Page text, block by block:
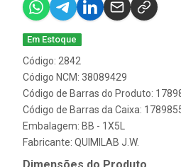
Em Estoque
Código: 2842
Código NCM: 38089429
Código de Barras do Produto:
Código de Barras da Caixa:
Embalagem: BB - 1X5L
Fabricante: QUIMILAB J.W.